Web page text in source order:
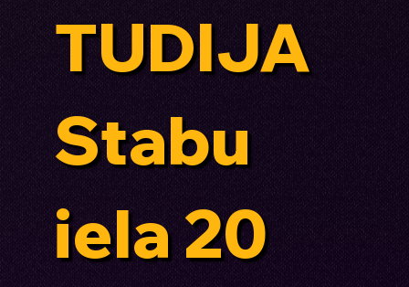
TUDIJA
Stabu
iela 20